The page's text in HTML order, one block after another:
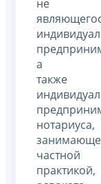
не
а
также
нотариуса,
частной
практикой,